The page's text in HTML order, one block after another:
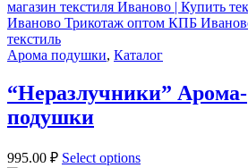
Арома подушки, Каталог
“Неразлучники” Арома-
подушки
995.00 ₽ Select options